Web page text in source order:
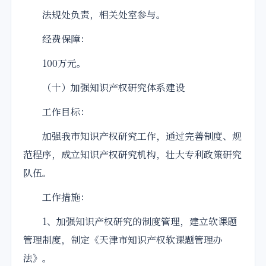
法规处负责，相关处室参与。
经费保障：
100万元。
（十）加强知识产权研究体系建设
工作目标：
加强我市知识产权研究工作，通过完善制度、规
范程序，成立知识产权研究机构，壮大专利政策研究
队伍。
工作措施：
1、加强知识产权研究的制度管理，建立软课题
管理制度，制定《天津市知识产权软课题管理办
法》。